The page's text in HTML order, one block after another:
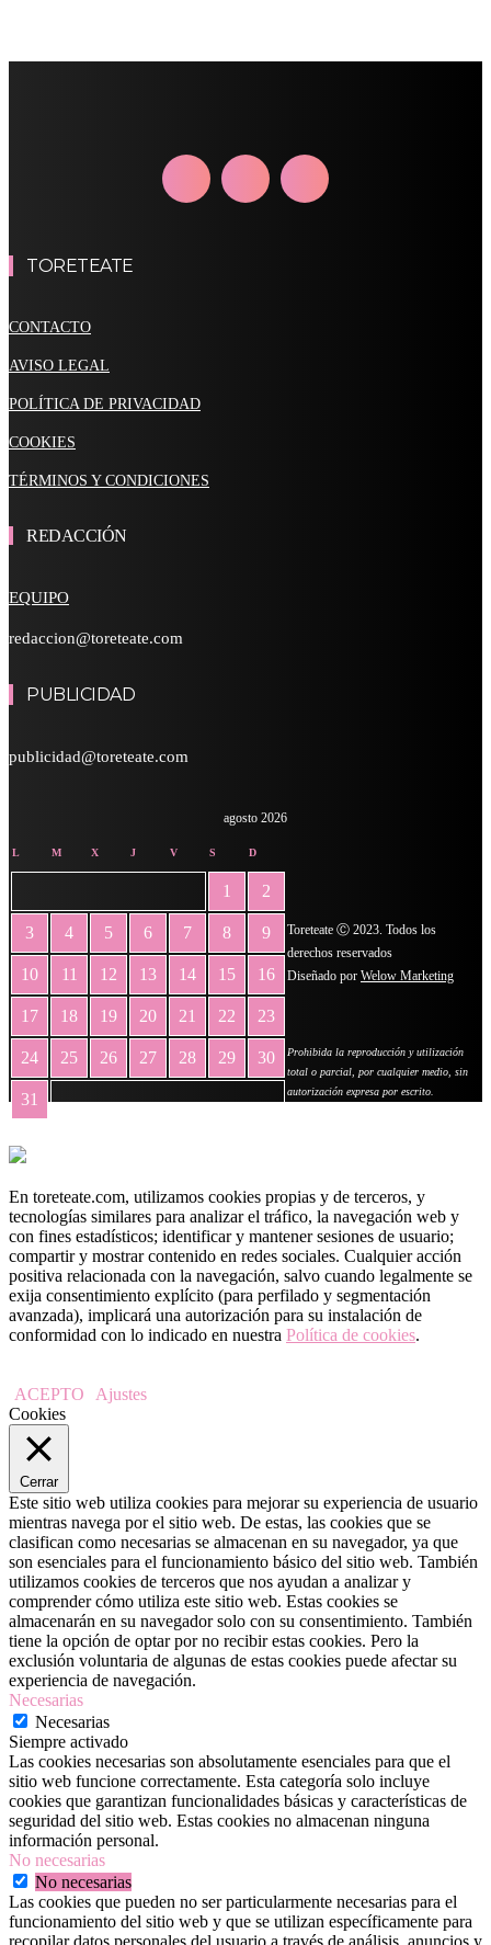
TORETEATE
CONTACTO
AVISO LEGAL
POLÍTICA DE PRIVACIDAD
COOKIES
TÉRMINOS Y CONDICIONES
REDACCIÓN
EQUIPO
redaccion@toreteate.com
PUBLICIDAD
publicidad@toreteate.com
agosto 2026
L M X J V S D
1 2
3 4 5 6 7 8 9
10 11 12 13 14 15 16
17 18 19 20 21 22 23
24 25 26 27 28 29 30
31
Toreteate Ⓒ 2023. Todos los
derechos reservados
Diseñado por Welow Marketing
Prohibida la reproducción y utilización
total o parcial, por cualquier medio, sin
autorización expresa por escrito.
En toreteate.com, utilizamos cookies propias y de terceros, y
tecnologías similares para analizar el tráfico, la navegación web y
con fines estadísticos; identificar y mantener sesiones de usuario;
compartir y mostrar contenido en redes sociales. Cualquier acción
positiva relacionada con la navegación, salvo cuando legalmente se
exija consentimiento explícito (para perfilado y segmentación
avanzada), implicará una autorización para su instalación de
conformidad con lo indicado en nuestra Política de cookies.
ACEPTO
Ajustes
Cookies
Cerrar
Este sitio web utiliza cookies para mejorar su experiencia de usuario
mientras navega por el sitio web. De estas, las cookies que se
clasifican como necesarias se almacenan en su navegador, ya que
son esenciales para el funcionamiento básico del sitio web. También
utilizamos cookies de terceros que nos ayudan a analizar y
comprender cómo utiliza este sitio web. Estas cookies se
almacenarán en su navegador solo con su consentimiento. También
tiene la opción de optar por no recibir estas cookies. Pero la
exclusión voluntaria de algunas de estas cookies puede afectar su
experiencia de navegación.
Necesarias
Necesarias
Siempre activado
Las cookies necesarias son absolutamente esenciales para que el
sitio web funcione correctamente. Esta categoría solo incluye
cookies que garantizan funcionalidades básicas y características de
seguridad del sitio web. Estas cookies no almacenan ninguna
información personal.
No necesarias
No necesarias
Las cookies que pueden no ser particularmente necesarias para el
funcionamiento del sitio web y que se utilizan específicamente para